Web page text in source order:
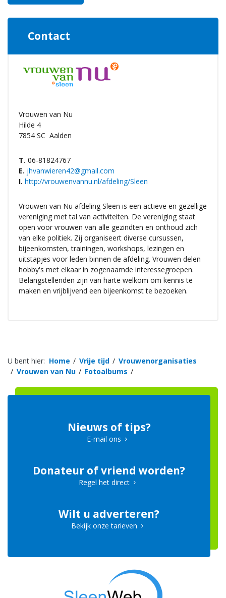
Contact
Vrouwen van Nu
Hilde 4
7854 SC Aalden
T. 06-81824767
E. jhvanwieren42@gmail.com
I. http://vrouwenvannu.nl/afdeling/Sleen
Vrouwen van Nu afdeling Sleen is een actieve en gezellige
vereniging met tal van activiteiten. De vereniging staat
open voor vrouwen van alle gezindten en onthoud zich
van elke politiek. Zij organiseert diverse cursussen,
bijeenkomsten, trainingen, workshops, lezingen en
uitstapjes voor leden binnen de afdeling. Vrouwen delen
hobby's met elkaar in zogenaamde interessegroepen.
Belangstellenden zijn van harte welkom om kennis te
maken en vrijblijvend een bijeenkomst te bezoeken.
U bent hier: Home Vrije tijd
Vrouwenorganisaties
Vrouwen van Nu
Fotoalbums
Nieuws of tips?
E-mail ons
Donateur of vriend worden?
Regel het direct
Wilt u adverteren?
Bekijk onze tarieven